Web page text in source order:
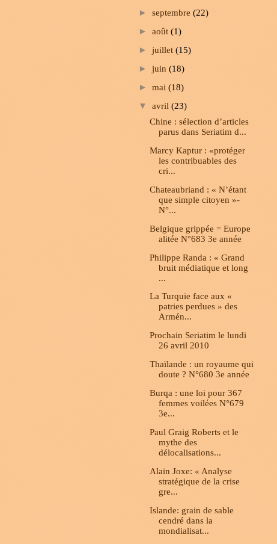
► septembre (22)
► août (1)
► juillet (15)
► juin (18)
► mai (18)
▼ avril (23)
Chine : sélection d’articles
parus dans Seriatim d...
Marcy Kaptur : «protéger
les contribuables des
cri...
Chateaubriand : « N’étant
que simple citoyen »-
N°...
Belgique grippée = Europe
alitée N°683 3e année
Philippe Randa : « Grand
bruit médiatique et long
...
La Turquie face aux «
patries perdues » des
Armén...
Prochain Seriatim le lundi
26 avril 2010
Thaïlande : un royaume qui
doute ? N°680 3e année
Burqa : une loi pour 367
femmes voilées N°679
3e...
Paul Graig Roberts et le
mythe des
délocalisations...
Alain Joxe: « Analyse
stratégique de la crise
gre...
Islande: grain de sable
cendré dans la
mondialisat...